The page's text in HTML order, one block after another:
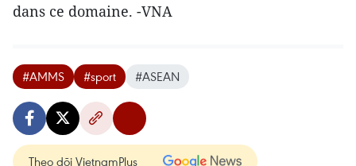
dans ce domaine. -VNA
#AMMS #sport #ASEAN
Theo dõi VietnamPlus